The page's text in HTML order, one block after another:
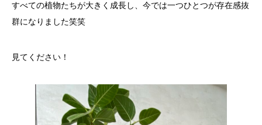
すべての植物たちが大きく成長し、今では一つひとつが存在感抜
群になりました笑笑
見てください！